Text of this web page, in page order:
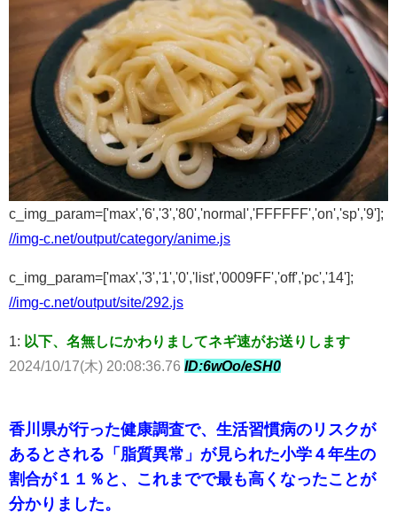
c_img_param=['max','6','3','80','normal','FFFFFF','on','sp','9'];
//img-c.net/output/category/anime.js
c_img_param=['max','3','1','0','list','0009FF','off','pc','14'];
//img-c.net/output/site/292.js
1: 以下、名無しにかわりましてネギ速がお送りします
2024/10/17(木) 20:08:36.76 ID:6wOo/eSH0
香川県が行った健康調査で、生活習慣病のリスクが
あるとされる「脂質異常」が見られた小学４年生の
割合が１１％と、これまでで最も高くなったことが
分かりました。